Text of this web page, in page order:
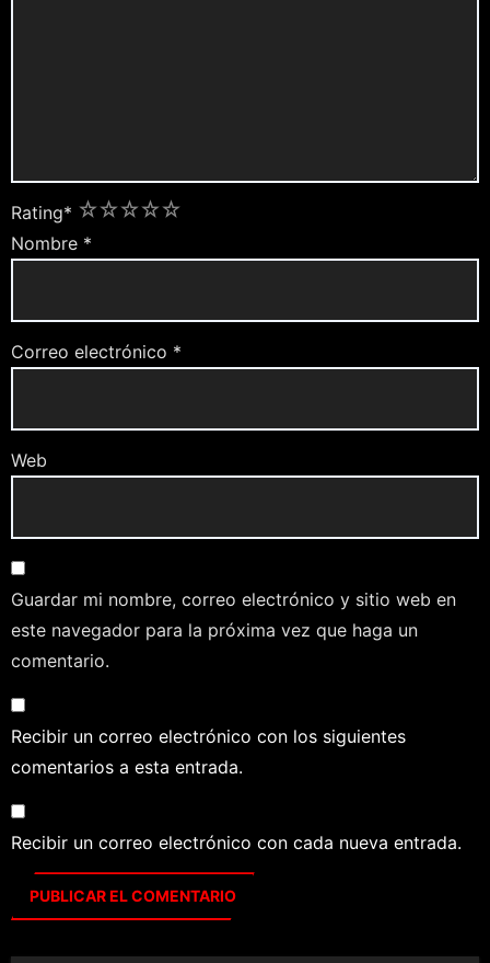
Rating* 5
4
3
2
1
Nombre *
Correo electrónico *
Web
Guardar mi nombre, correo electrónico y sitio web en
este navegador para la próxima vez que haga un
comentario.
Recibir un correo electrónico con los siguientes
comentarios a esta entrada.
Recibir un correo electrónico con cada nueva entrada.